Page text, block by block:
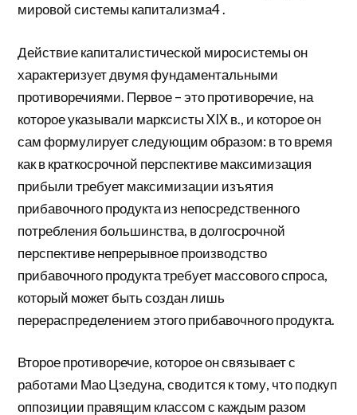
мировой системы капитализма4 .
Действие капиталистической миросистемы он
характеризует двумя фундаментальными
противоречиями. Первое – это противоречие, на
которое указывали марксисты XIX в., и которое он
сам формулирует следующим образом: в то время
как в краткосрочной перспективе максимизация
прибыли требует максимизации изъятия
прибавочного продукта из непосредственного
потребления большинства, в долгосрочной
перспективе непрерывное производство
прибавочного продукта требует массового спроса,
который может быть создан лишь
перераспределением этого прибавочного продукта.
Второе противоречие, которое он связывает с
работами Мао Цзедуна, сводится к тому, что подкуп
оппозиции правящим классом с каждым разом